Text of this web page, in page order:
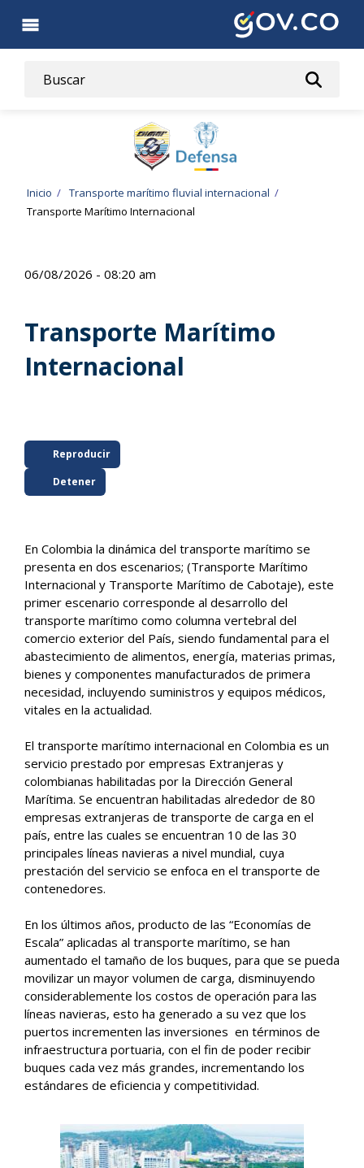
contenido
Ruta
Inicio
Transporte marítimo fluvial internacional
Transporte Marítimo Internacional
06/08/2026 - 08:20 am
Transporte Marítimo
Internacional
Reproducir
Detener
En Colombia la dinámica del transporte marítimo se
presenta en dos escenarios; (Transporte Marítimo
Internacional y Transporte Marítimo de Cabotaje), este
primer escenario corresponde al desarrollo del
transporte marítimo como columna vertebral del
comercio exterior del País, siendo fundamental para el
abastecimiento de alimentos, energía, materias primas,
bienes y componentes manufacturados de primera
necesidad, incluyendo suministros y equipos médicos,
vitales en la actualidad.
El transporte marítimo internacional en Colombia es un
servicio prestado por empresas Extranjeras y
colombianas habilitadas por la Dirección General
Marítima. Se encuentran habilitadas alrededor de 80
empresas extranjeras de transporte de carga en el
país, entre las cuales se encuentran 10 de las 30
principales líneas navieras a nivel mundial, cuya
prestación del servicio se enfoca en el transporte de
contenedores.
En los últimos años, producto de las “Economías de
Escala” aplicadas al transporte marítimo, se han
aumentado el tamaño de los buques, para que se pueda
movilizar un mayor volumen de carga, disminuyendo
considerablemente los costos de operación para las
líneas navieras, esto ha generado a su vez que los
puertos incrementen las inversiones en términos de
infraestructura portuaria, con el fin de poder recibir
buques cada vez más grandes, incrementando los
estándares de eficiencia y competitividad.